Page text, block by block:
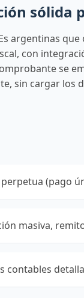
sólida
argentinas
con
se
sin cargar los
perpetua (pago
masiva,
contables